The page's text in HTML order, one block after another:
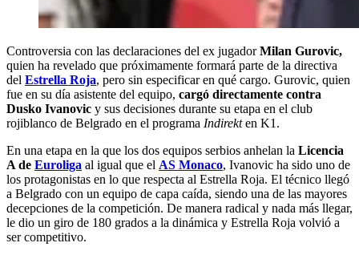
Controversia con las declaraciones del ex jugadorMilan Gurovic,
quien ha revelado que próximamente formará parte de la directiva
del Estrella Roja, pero sin especificar en qué cargo. Gurovic, quien
fue en su día asistente del equipo, cargó directamente contra
Dusko Ivanovic y sus decisiones durante su etapa en el club
rojiblanco de Belgrado en el programa Indirekten K1.
En una etapa en la que los dos equipos serbios anhelan la Licencia
A de Euroliga al igual que el AS Monaco, Ivanovic ha sido uno de
los protagonistas en lo que respecta al Estrella Roja. El técnico llegó
a Belgrado con un equipo de capa caída, siendo una de las mayores
decepciones de la competición. De manera radical y nada más llegar,
le dio un giro de 180 grados a la dinámica y Estrella Roja volvió a
ser competitivo.